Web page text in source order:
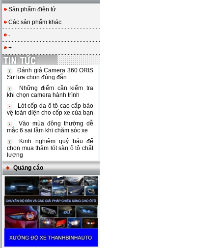
Sản phẩm điện tử
Các sản phẩm khác
-
+
Đánh giá Camera 360 ORIS
Sự lựa chọn đúng đắn
Những điểm cần kiểm tra
khi chọn camera hành trình
Lót cốp da ô tô cao cấp bảo
vệ toàn diện cho cốp xe của bạn
Vào mùa đông thường dễ
mắc 6 sai lầm khi chăm sóc xe
Kinh nghiệm quý báu để
chọn mua thảm lót sàn ô tô chất
lượng
Quảng cáo